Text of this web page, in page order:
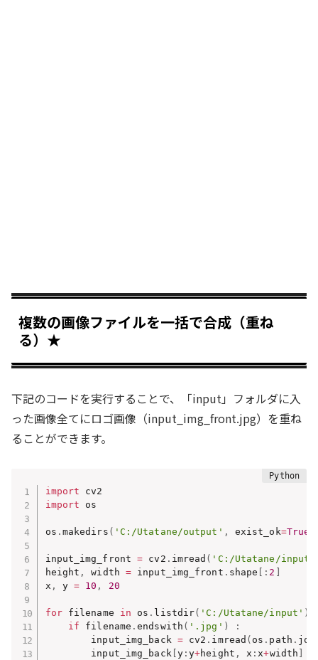
複数の画像ファイルを一括で合成（重ね
る）★
下記のコードを実行することで、「input」フォルダに入
った画像全てにロゴ画像（input_img_front.jpg）を重ね
ることができます。
import
import os
os . makedirs ( 'C:/Utatane/output' , exist_ok=True
input_img_front = cv2 . imread ( 'C:/Utatane/
height , width = input_img_front . shape : 2
x , y = 10 , 20
for filename in os . listdir( 'C:/Utatane/input' )
if filename .endswith ( '.jpg' )
:
        input_img_back
= cv2 . imread ( os . path .
        input_img_back
[ y:y+height , x :x+width